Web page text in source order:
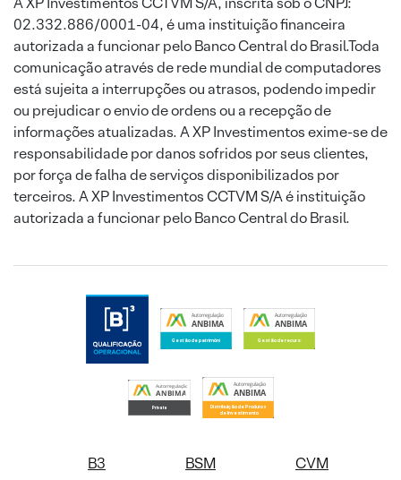
02.332.886/0001-04, é uma instituição financeira
autorizada a funcionar pelo Banco Central do Brasil.Toda
comunicação através de rede mundial de computadores
está sujeita a interrupções ou atrasos, podendo impedir
ou prejudicar o envio de ordens ou a recepção de
informações atualizadas. A XP Investimentos exime-se de
responsabilidade por danos sofridos por seus clientes,
por força de falha de serviços disponibilizados por
terceiros. A XP Investimentos CCTVM S/A é instituição
autorizada a funcionar pelo Banco Central do Brasil.
B3 BSM CVM